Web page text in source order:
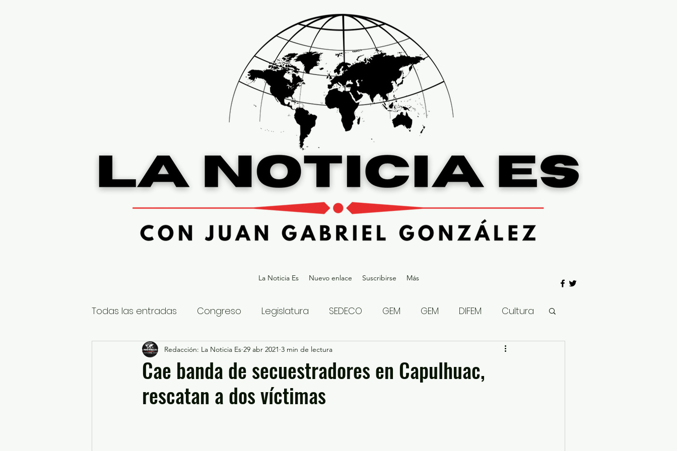
La Noticia Es Nuevo enlace Suscribirse Más
Todas las entradas Congreso Legislatura SEDECO GEM GEM DIFEM Cultura
Nacional Estatal Gubernatura Edoméx 2023
Educación y Cultura Seguridad y Justicia
Cae banda de secuestradores en Capulhuac,
rescatan a dos víctimas
Redacción: La Noticia Es 29 abr 2021 3 min de lectura